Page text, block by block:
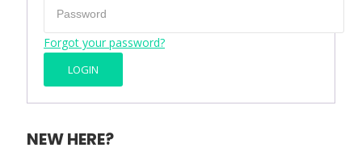
Forgot your password?
NEW HERE?